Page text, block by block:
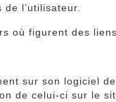
l’utilisateur.
où figurent des
sur son logiciel
de celui-ci sur le